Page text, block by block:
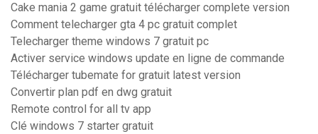
Cake mania 2 game gratuit télécharger complete version
Comment telecharger gta 4 pc gratuit complet
Telecharger theme windows 7 gratuit pc
Activer service windows update en ligne de commande
Télécharger tubemate for gratuit latest version
Convertir plan pdf en dwg gratuit
Remote control for all tv app
Clé windows 7 starter gratuit